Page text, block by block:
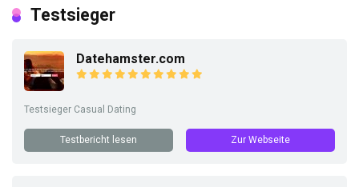
Testsieger
Datehamster.com
Testsieger Casual Dating
Testbericht lesen Zur Webseite